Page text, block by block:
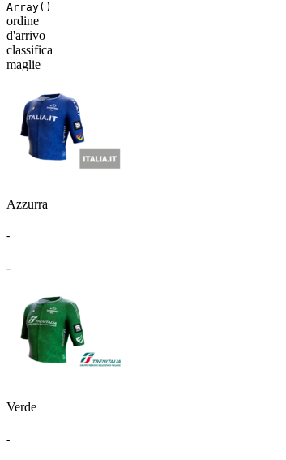
Array()
ordine
d'arrivo
classifica
maglie
Azzurra
-
-
Verde
-